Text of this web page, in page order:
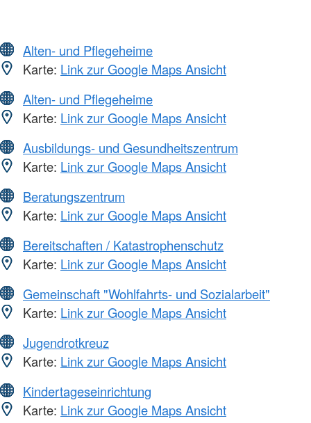
Alten- und Pflegeheime
Karte: Link zur Google Maps Ansicht
Alten- und Pflegeheime
Karte: Link zur Google Maps Ansicht
Ausbildungs- und Gesundheitszentrum
Karte: Link zur Google Maps Ansicht
Beratungszentrum
Karte: Link zur Google Maps Ansicht
Bereitschaften / Katastrophenschutz
Karte: Link zur Google Maps Ansicht
Gemeinschaft "Wohlfahrts- und Sozialarbeit"
Karte: Link zur Google Maps Ansicht
Jugendrotkreuz
Karte: Link zur Google Maps Ansicht
Kindertageseinrichtung
Karte: Link zur Google Maps Ansicht